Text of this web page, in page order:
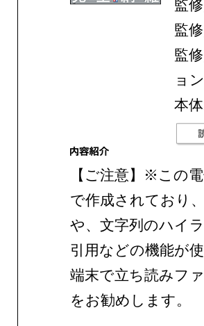
監
監
監
ョン
本
【ご注意】※この
で作成されており
や、文字列のハイ
引用などの機能が
端末で立ち読みフ
をお勧めします。